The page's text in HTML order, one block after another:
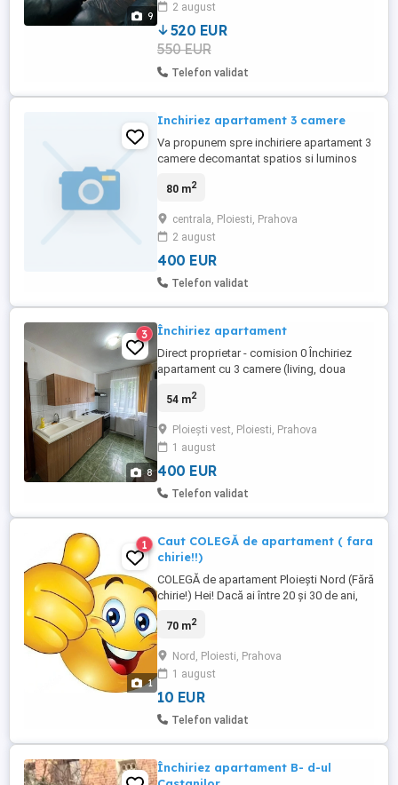
9
principal si balcon. Este renovat complet
recent si este mobilat ...
2 august
520 EUR
550 EUR
Telefon validat
Inchiriez apartament 3 camere
Va propunem spre inchiriere apartament 3
camere decomantat spatios si luminos
pentru dimineti aglomerate ,centrala
conditionat pentru zile toride,liber cu data
de 01.08.2026. Se afla in proximitatea
statiilor mijloace de transport ...
80 m2
centrala, Ploiesti, Prahova
2 august
400 EUR
Telefon validat
8
3 Închiriez apartament
Direct proprietar - comision 0 Închiriez
apartament cu 3 camere (living, doua
inchisa), centrală proprie noua, mobilat si
cuptor electric incorporat, hota, cuptor cu
microunde, combina frigorifica, mașina de
spălat rufe, televizoare ...
54 m2
Ploiești vest, Ploiesti, Prahova
1 august
400 EUR
Telefon validat
1
1
Caut COLEGĂ de apartament ( fara
chirie!!)
COLEGĂ de apartament Ploiești Nord (Fără
chirie!) Hei! Dacă ai între 20 și 30 de ani,
cozy în Ploiești, this is for you. Despre
activă, pasionată de sport și destul de
organizată (clean vibes only). Am un job
stabil, mașină ...
70 m2
Nord, Ploiesti, Prahova
1 august
10 EUR
Telefon validat
Închiriez apartament B- d-ul